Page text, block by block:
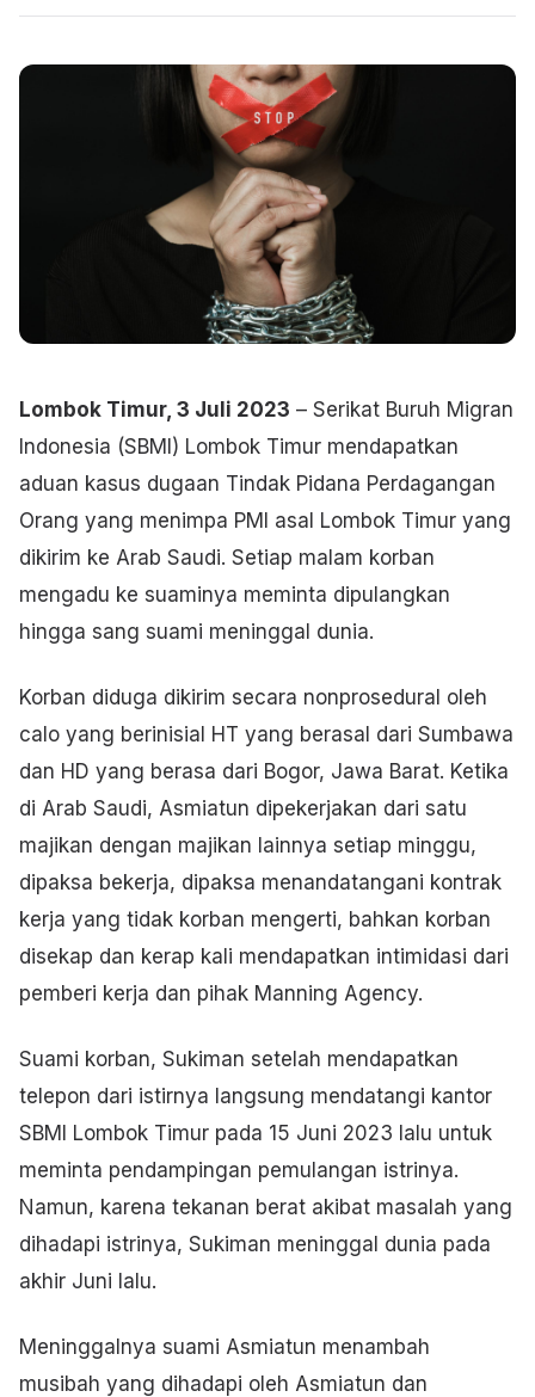
Lombok Timur, 3 Juli 2023 – Serikat Buruh Migran
Indonesia (SBMI) Lombok Timur mendapatkan
aduan kasus dugaan Tindak Pidana Perdagangan
Orang yang menimpa PMI asal Lombok Timur yang
dikirim ke Arab Saudi. Setiap malam korban
mengadu ke suaminya meminta dipulangkan
hingga sang suami meninggal dunia.
Korban diduga dikirim secara nonprosedural oleh
calo yang berinisial HT yang berasal dari Sumbawa
dan HD yang berasa dari Bogor, Jawa Barat. Ketika
di Arab Saudi, Asmiatun dipekerjakan dari satu
majikan dengan majikan lainnya setiap minggu,
dipaksa bekerja, dipaksa menandatangani kontrak
kerja yang tidak korban mengerti, bahkan korban
disekap dan kerap kali mendapatkan intimidasi dari
pemberi kerja dan pihak Manning Agency.
Suami korban, Sukiman setelah mendapatkan
telepon dari istirnya langsung mendatangi kantor
SBMI Lombok Timur pada 15 Juni 2023 lalu untuk
meminta pendampingan pemulangan istrinya.
Namun, karena tekanan berat akibat masalah yang
dihadapi istrinya, Sukiman meninggal dunia pada
akhir Juni lalu.
Meninggalnya suami Asmiatun menambah
musibah yang dihadapi oleh Asmiatun dan